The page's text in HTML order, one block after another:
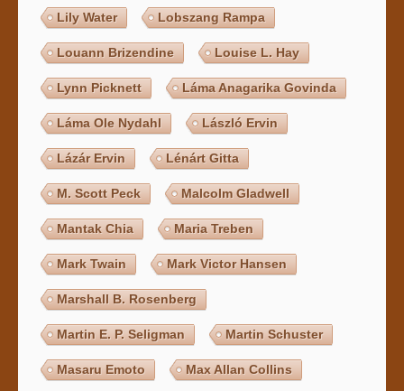
Lily Water Lobszang Rampa
Louann Brizendine Louise L. Hay
Lynn Picknett Láma Anagarika Govinda
Láma Ole Nydahl László Ervin
Lázár Ervin Lénárt Gitta
M. Scott Peck Malcolm Gladwell
Mantak Chia Maria Treben
Mark Twain Mark Victor Hansen
Marshall B. Rosenberg
Martin E. P. Seligman Martin Schuster
Masaru Emoto Max Allan Collins